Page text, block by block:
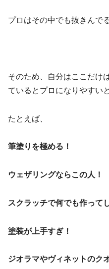
プロはその中でも抜きんで
そのため、自分はここだけ
ているとプロになりやすい
たとえば、
筆塗りを極める！
ウェザリングならこの人！
スクラッチで何でも作って
塗装が上手すぎ！
ジオラマやヴィネットのク